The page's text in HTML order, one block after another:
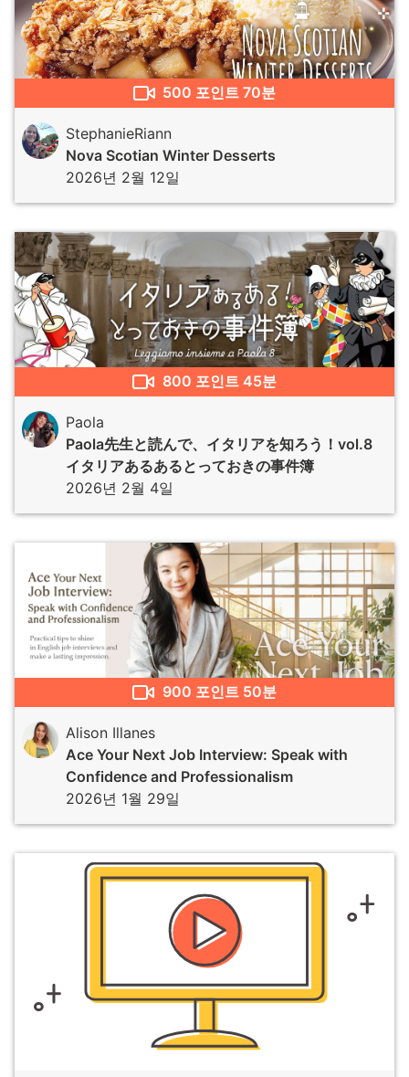
500 포인트 70분
StephanieRiann
Nova Scotian Winter Desserts
2026년 2월 12일
800 포인트45분
Paola
Paola先生と読んで、イタリアを知ろう！vol.8
イタリアあるあるとっておきの事件簿
2026년 2월 4일
900 포인트50분
Alison Illanes
Ace Your Next Job Interview: Speak with
Confidence and Professionalism
2026년 1월 29일